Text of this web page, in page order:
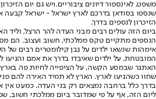
משפט, לאינספור דיונים ציבוריים.ויש גם יום
שנספו בסודאן בדרכם לארץ ישראל - ישראל קבעה
הזיכרון לנספים בדרך.
ביום הזה עולים רבים מבני העדה להר הרצל, וליד
הנספים מתקיים טקס ממלכתי, חשוב ועצוב. הם
אימהות שנשאו ילדים על גבן קילומטרים רבים של
המובטחת, על ילדים שאיבדו בדרך את אמם והגיעו
האתגר שבמסע הקשה, על הציפייה לחיות פה בארץ
שחוו כשהגיעו לארץ. הארץ לא תמיד האירה להם
בדרך כלל ברחבה נמצאים רק בני העדה. כמעט אין
ליום הזה, אף על פי שמדובר ביום ממלכתי חשוב,